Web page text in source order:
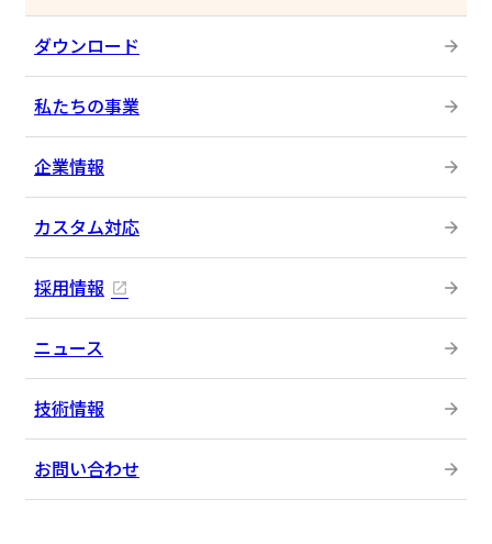
ダウンロード
私たちの事業
企業情報
カスタム対応
採用情報
ニュース
技術情報
お問い合わせ